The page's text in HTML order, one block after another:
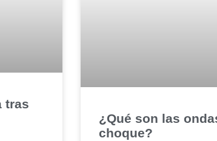
tras
¿Qué son las
choque?